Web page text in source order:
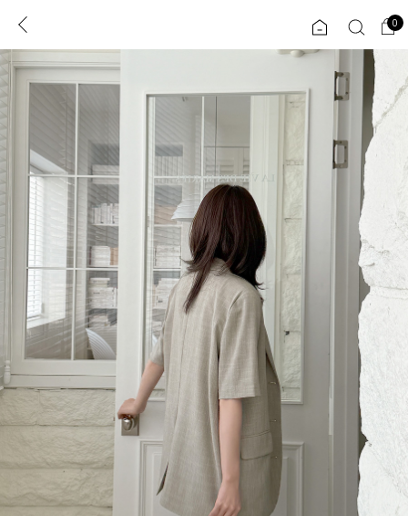
로그인 0
ENG
콘텐츠 리뷰 & 혜택 플러스핏 회원혜택
CATEGORY
도착보장⚡
인플루언서 pick!
신상 5%
베스트
MADE
세트할인 ~30%
ALL
익스클루시브
아우터
티셔츠
니트
블라우스
원피스
0